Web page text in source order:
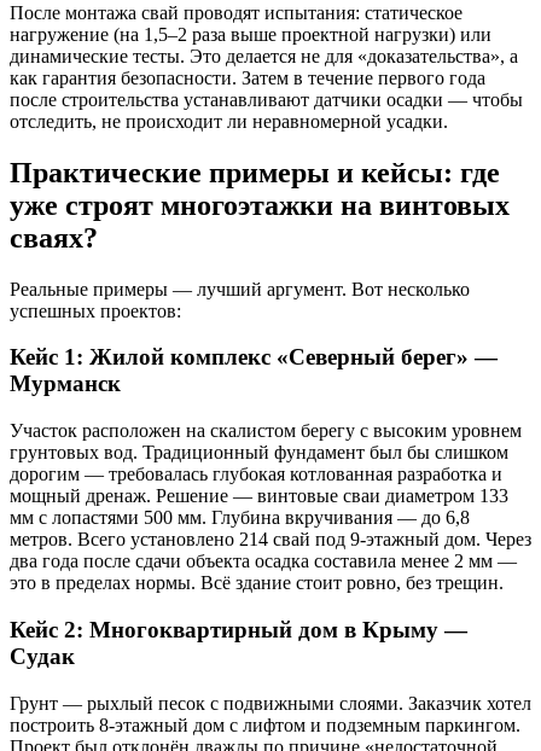
После монтажа свай проводят испытания: статическое
нагружение (на 1,5–2 раза выше проектной нагрузки) или
динамические тесты. Это делается не для «доказательства», а
как гарантия безопасности. Затем в течение первого года
после строительства устанавливают датчики осадки — чтобы
отследить, не происходит ли неравномерной усадки.
Практические примеры и кейсы: где
уже строят многоэтажки на винтовых
сваях?
Реальные примеры — лучший аргумент. Вот несколько
успешных проектов:
Кейс 1: Жилой комплекс «Северный берег» —
Мурманск
Участок расположен на скалистом берегу с высоким уровнем
грунтовых вод. Традиционный фундамент был бы слишком
дорогим — требовалась глубокая котлованная разработка и
мощный дренаж. Решение — винтовые сваи диаметром 133
мм с лопастями 500 мм. Глубина вкручивания — до 6,8
метров. Всего установлено 214 свай под 9-этажный дом. Через
два года после сдачи объекта осадка составила менее 2 мм —
это в пределах нормы. Всё здание стоит ровно, без трещин.
Кейс 2: Многоквартирный дом в Крыму —
Судак
Грунт — рыхлый песок с подвижными слоями. Заказчик хотел
построить 8-этажный дом с лифтом и подземным паркингом.
Проект был отклонён дважды по причине «недостаточной